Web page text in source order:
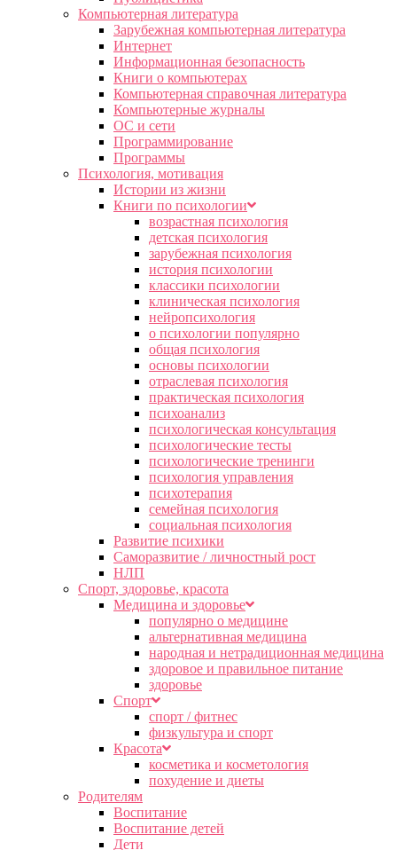
Компьютерная литература
Зарубежная компьютерная литература
Интернет
Информационная безопасность
Книги о компьютерах
Компьютерная справочная литература
Компьютерные журналы
ОС и сети
Программирование
Программы
Психология, мотивация
Истории из жизни
Книги по психологии
возрастная психология
детская психология
зарубежная психология
история психологии
классики психологии
клиническая психология
нейропсихология
о психологии популярно
общая психология
основы психологии
отраслевая психология
практическая психология
психоанализ
психологическая консультация
психологические тесты
психологические тренинги
психология управления
психотерапия
семейная психология
социальная психология
Развитие психики
Саморазвитие / личностный рост
НЛП
Спорт, здоровье, красота
Медицина и здоровье
популярно о медицине
альтернативная медицина
народная и нетрадиционная медицина
здоровое и правильное питание
здоровье
Спорт
спорт / фитнес
физкультура и спорт
Красота
косметика и косметология
похудение и диеты
Родителям
Воспитание
Воспитание детей
Дети